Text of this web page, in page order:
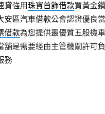
貸強用珠寶首飾借款買黃金
安區汽車借款公會認證優良
借款為您提供最優質五股機
舖是需要經由主管機關許可
務